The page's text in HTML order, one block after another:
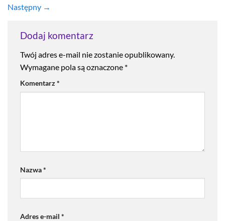
Następny →
Dodaj komentarz
Twój adres e-mail nie zostanie opublikowany.
Wymagane pola są oznaczone *
Komentarz*
Nazwa*
Adres e-mail *